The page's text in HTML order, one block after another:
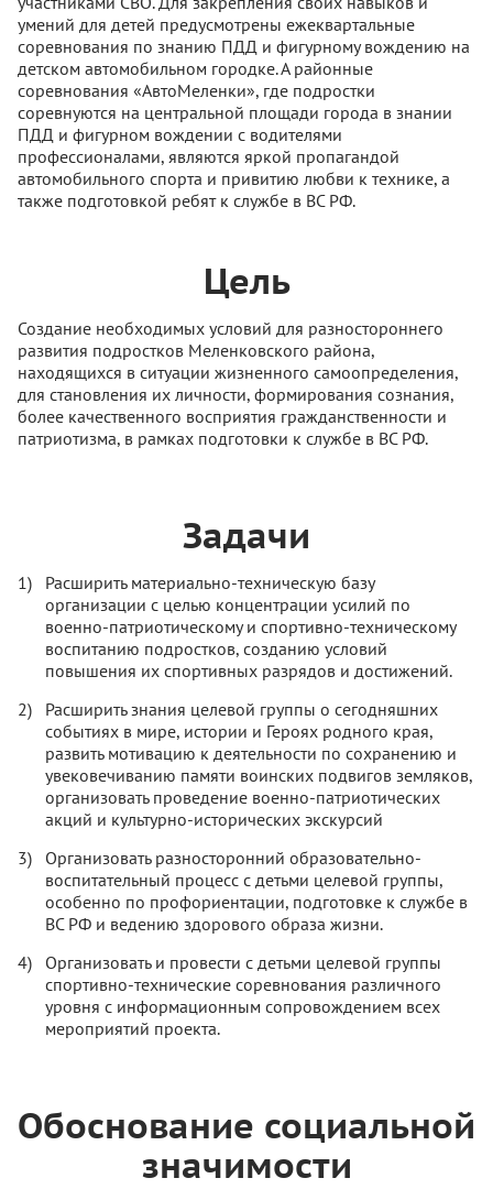
умений для детей предусмотрены ежеквартальные
соревнования по знанию ПДД и фигурному вождению на
детском автомобильном городке. А районные
соревнования «АвтоМеленки», где подростки
соревнуются на центральной площади города в знании
ПДД и фигурном вождении с водителями
профессионалами, являются яркой пропагандой
автомобильного спорта и привитию любви к технике, а
также подготовкой ребят к службе в ВС РФ.
Цель
Создание необходимых условий для разностороннего
развития подростков Меленковского района,
находящихся в ситуации жизненного самоопределения,
для становления их личности, формирования сознания,
более качественного восприятия гражданственности и
патриотизма, в рамках подготовки к службе в ВС РФ.
Задачи
Расширить материально-техническую базу
организации с целью концентрации усилий по
военно-патриотическому и спортивно-техническому
воспитанию подростков, созданию условий
повышения их спортивных разрядов и достижений.
Расширить знания целевой группы о сегодняшних
событиях в мире, истории и Героях родного края,
развить мотивацию к деятельности по сохранению и
увековечиванию памяти воинских подвигов земляков,
организовать проведение военно-патриотических
акций и культурно-исторических экскурсий
Организовать разносторонний образовательно-
воспитательный процесс с детьми целевой группы,
особенно по профориентации, подготовке к службе в
ВС РФ и ведению здорового образа жизни.
Организовать и провести с детьми целевой группы
спортивно-технические соревнования различного
уровня с информационным сопровождением всех
мероприятий проекта.
Обоснование социальной
значимости